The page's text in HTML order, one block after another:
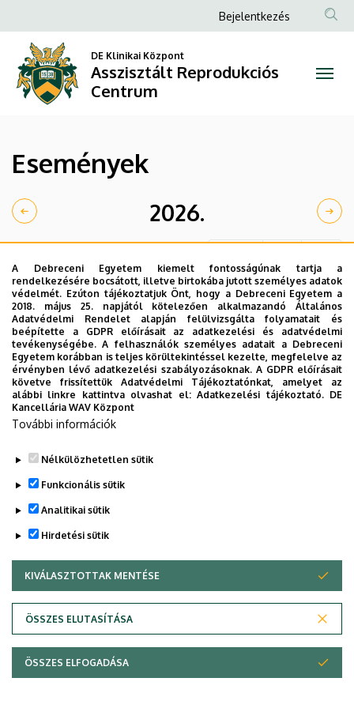
Asszisztált
Reprodukciós
Centrum
a
tartalomra
Anonim
fiók
menüje
Bejelentkezés
DE Klinikai Központ
Asszisztált Reprodukciós
Centrum
Események
2026.
Nincs megjeleníthető esemény
Adatvédelem
Szerzői jog © 2026 Unideb
A Debreceni Egyetem kiemelt fontosságúnak tartja a
rendelkezésére bocsátott, illetve birtokába jutott személyes adatok
védelmét. Ezúton tájékoztatjuk Önt, hogy a Debreceni Egyetem a
2018. május 25. napjától kötelezően alkalmazandó Általános
Adatvédelmi Rendelet alapján felülvizsgálta folyamatait és
beépítette a GDPR előírásait az adatkezelési és adatvédelmi
tevékenységébe. A felhasználók személyes adatait a Debreceni
Egyetem korábban is teljes körültekintéssel kezelte, megfelelve az
érvényben lévő adatkezelési szabályozásoknak. A GDPR előírásait
követve frissítettük Adatvédelmi Tájékoztatónkat, amelyet az
alábbi linkre kattintva olvashat el:Adatkezelési tájékoztató. DE
Kancellária WAV Központ
További információk
Nélkülözhetetlen sütik
Funkcionális sütik
Analitikai sütik
Hirdetési sütik
KIVÁLASZTOTTAK MENTÉSE
ÖSSZES ELUTASÍTÁSA
WITHDRAW CONSENT
ÖSSZES ELFOGADÁSA